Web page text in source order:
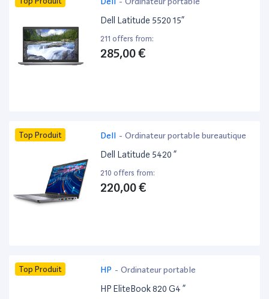
Dell Latitude 5520 15”
211 offers from:
285,00 €
Top Produit Dell - Ordinateur portable bureautique
Dell Latitude 5420 ”
210 offers from:
220,00 €
Top Produit HP - Ordinateur portable
HP EliteBook 820 G4 ”